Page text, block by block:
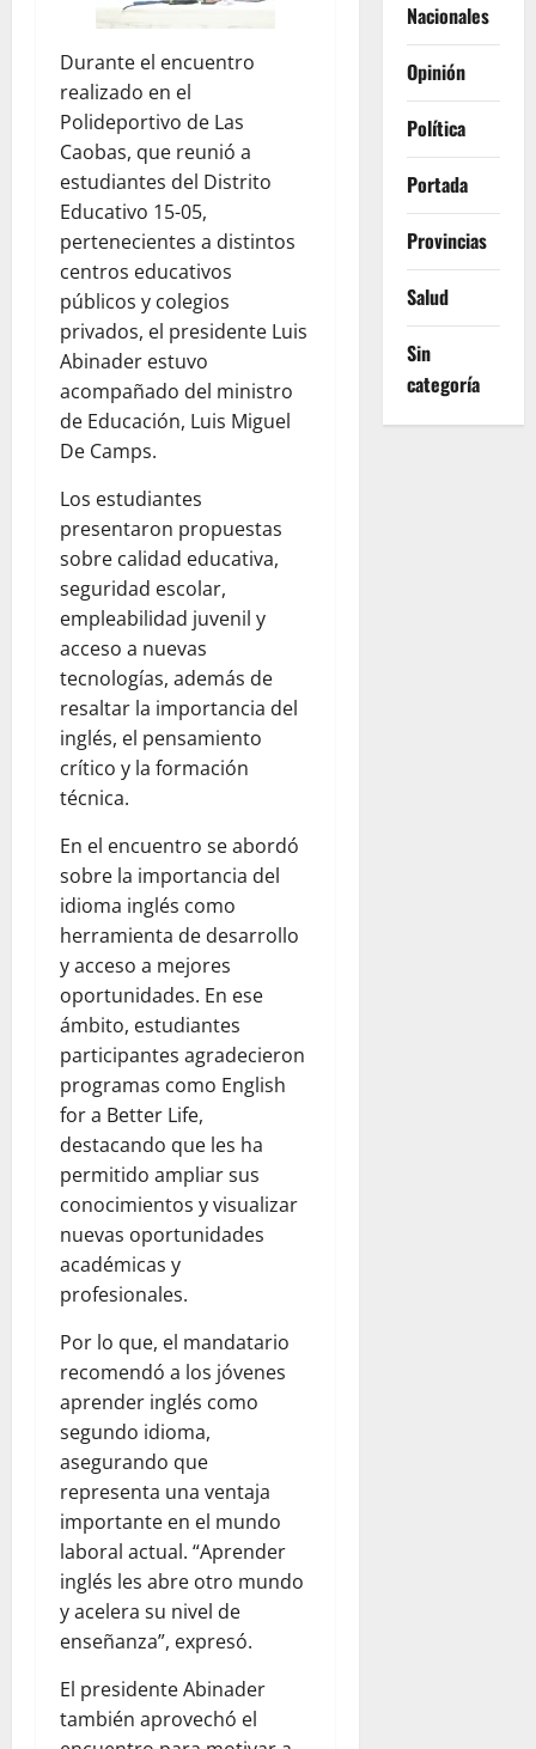
Durante el encuentro
realizado en el
Polideportivo de Las
Caobas, que reunió a
estudiantes del Distrito
Educativo 15-05,
pertenecientes a distintos
centros educativos
públicos y colegios
privados, el presidente Luis
Abinader estuvo
acompañado del ministro
de Educación, Luis Miguel
De Camps.
Los estudiantes
presentaron propuestas
sobre calidad educativa,
seguridad escolar,
empleabilidad juvenil y
acceso a nuevas
tecnologías, además de
resaltar la importancia del
inglés, el pensamiento
crítico y la formación
técnica.
En el encuentro se abordó
sobre la importancia del
idioma inglés como
herramienta de desarrollo
y acceso a mejores
oportunidades. En ese
ámbito, estudiantes
participantes agradecieron
programas como English
for a Better Life,
destacando que les ha
permitido ampliar sus
conocimientos y visualizar
nuevas oportunidades
académicas y
profesionales.
Por lo que, el mandatario
recomendó a los jóvenes
aprender inglés como
segundo idioma,
asegurando que
representa una ventaja
importante en el mundo
laboral actual. “Aprender
inglés les abre otro mundo
y acelera su nivel de
enseñanza”, expresó.
El presidente Abinader
también aprovechó el
Nacionales
Opinión
Política
Portada
Provincias
Salud
Sin
categoría